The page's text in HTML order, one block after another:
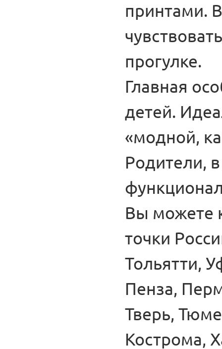
принтами.
прогулке.
Главная
детей.
«модной,
Родители,
Вы можете
точки
Тольятти,
Пенза,
Тверь,
Кострома,